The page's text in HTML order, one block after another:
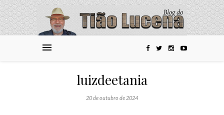
luizdeetania
20 de outubro de 2024